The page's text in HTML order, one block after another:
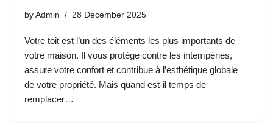
by Admin 28 December 2025
Votre toit est l’un des éléments les plus importants de
votre maison. Il vous protège contre les intempéries,
assure votre confort et contribue à l’esthétique globale
de votre propriété. Mais quand est-il temps de
remplacer…